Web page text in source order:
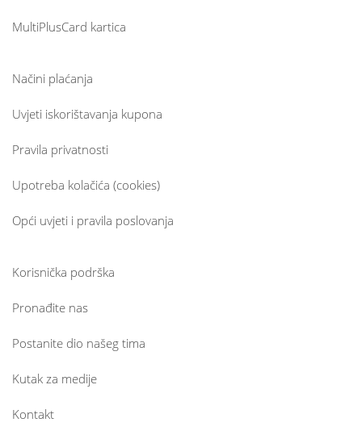
MultiPlusCard kartica
Načini plaćanja
Uvjeti iskorištavanja kupona
Pravila privatnosti
Upotreba kolačića (cookies)
Opći uvjeti i pravila poslovanja
Korisnička podrška
Pronađite nas
Postanite dio našeg tima
Kutak za medije
Kontakt